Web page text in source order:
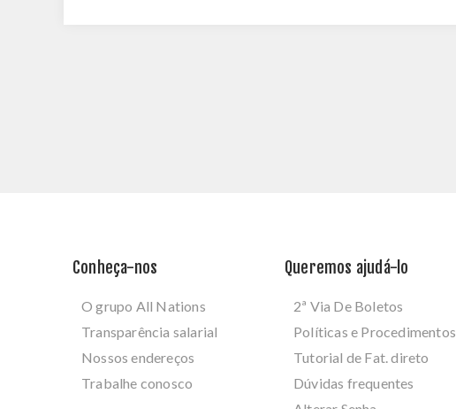
Conheça-nos
O grupo All Nations
Transparência salarial
Nossos endereços
Trabalhe conosco
Queremos ajudá-lo
2ª Via De Boletos
Políticas e Procedimentos
Tutorial de Fat. direto
Dúvidas frequentes